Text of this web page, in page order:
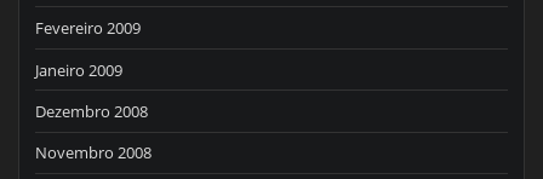
Fevereiro 2009
Janeiro 2009
Dezembro 2008
Novembro 2008